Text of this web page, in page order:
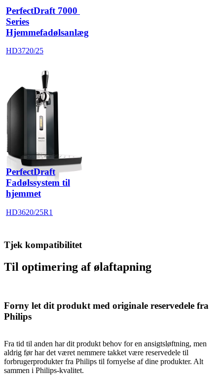
PerfectDraft 7000
Series
Hjemmefadølsanlæg
HD3720/25
PerfectDraft
Fadølssystem til
hjemmet
HD3620/25R1
Tjek kompatibilitet
Til optimering af ølaftapning
Forny let dit produkt med originale reservedele fra
Philips
Fra tid til anden har dit produkt behov for en ansigtsløftning, men
aldrig før har det været nemmere takket være reservedele til
forbrugerprodukter fra Philips til fornyelse af dine produkter. Alt
sammen i Philips-kvalitet.